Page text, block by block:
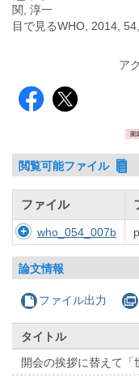
関, 淳一
目で見るWHO, 2014,
ア
固
閲覧可能ファイル
ファイル
who_054_007b
論文情報
ファイル出力
タイトル
開会の挨拶に替えて「